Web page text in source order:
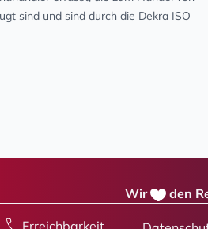
sind und sind durch die Dekra ISO
Wir den
Erreichbarkeit